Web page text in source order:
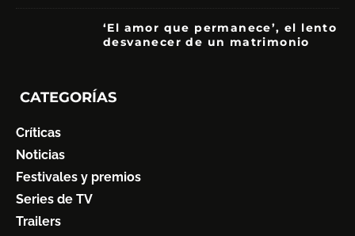
‘El amor que permanece’, el lento
desvanecer de un matrimonio
CATEGORÍAS
Críticas
Noticias
Festivales y premios
Series de TV
Trailers